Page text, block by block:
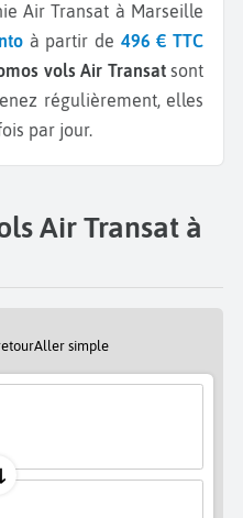
Air Transat à Marseille
à partir de 496 € TTC
vols Air Transatsont
régulièrement, elles
par jour.
Air Transat à
Aller simple